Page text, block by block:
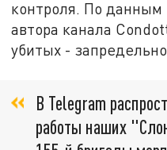
контроля. По данным
автора канала
убитых -
В Telegram
работы наших